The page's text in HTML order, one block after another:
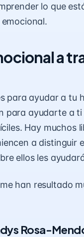
lo que
.
a
para ayudar a tu
para ayudarte a
Hay muchos
a distinguir
ellos les
han resultado
Rosa-